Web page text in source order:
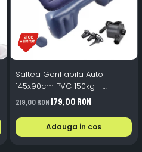
Saltea Gonflabila Auto
145x90cm PVC 150kg +
Pompa 12V + 2 Perne
219,00 RON179,00 RON
Adauga in cos